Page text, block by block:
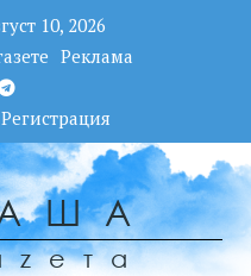
10, 2026
Реклама
Регистрация